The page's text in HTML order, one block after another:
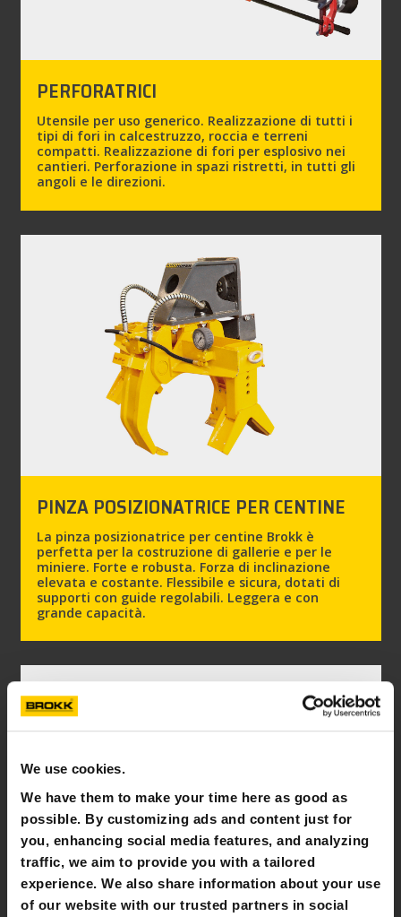
We use cookies.
We have them to make your time here as good as
possible. By customizing ads and content just for
you, enhancing social media features, and analyzing
traffic, we aim to provide you with a tailored
experience. We also share information about your use
of our website with our trusted partners in social
PERFORATRICI
Utensile per uso generico. Realizzazione di tutti i
tipi di fori in calcestruzzo, roccia e terreni
compatti. Realizzazione di fori per esplosivo nei
cantieri. Perforazione in spazi ristretti, in tutti gli
angoli e le direzioni.
PINZA POSIZIONATRICE PER CENTINE
La pinza posizionatrice per centine Brokk è
perfetta per la costruzione di gallerie e per le
miniere. Forte e robusta. Forza di inclinazione
elevata e costante. Flessibile e sicura, dotati di
supporti con guide regolabili. Leggera e con
grande capacità.